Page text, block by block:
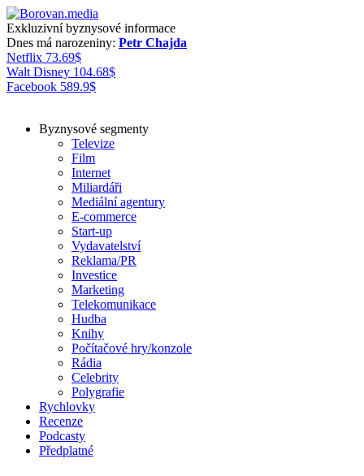
Exkluzivní byznysové informace
Dnes má narozeniny: Petr Chajda
Netflix 73.69$
Walt Disney 104.68$
Facebook 589.9$
Byznysové segmenty
Televize
Film
Internet
Miliardáři
Mediální agentury
E-commerce
Start-up
Vydavatelství
Reklama/PR
Investice
Marketing
Telekomunikace
Hudba
Knihy
Počítačové hry/konzole
Rádia
Celebrity
Polygrafie
Rychlovky
Recenze
Podcasty
Předplatné